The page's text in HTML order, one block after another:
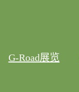
G-Road展览